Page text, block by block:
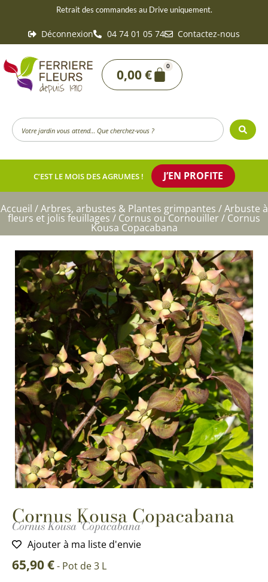
contenu
Retrait des commandes au Drive uniquement.
Déconnexion 04 74 01 05 74 Contactez-nous
0,00€
0
Panier
Search
...
C’EST LE MOIS DES AGRUMES ! J’EN PROFITE
Accueil /Arbres, arbustes & Plantes grimpantes /Arbuste à
fleurs et jolis feuillages / Cornus ou Cornouiller/ Cornus
Kousa Copacabana
Cornus Kousa Copacabana
Cornus Kousa 'Copacabana'
Ajouter à ma liste d'envie
65,90€- Pot de 3 L